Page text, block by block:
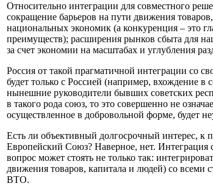
Относительно интеграции для совместного
сокращение барьеров на пути движения
национальных экономик (а конкуренция – это
преимуществ); расширения рынков сбыта для
за счет экономии на масштабах и углубления
Россия от такой прагматичной интеграции со
будет только с Россией (например, вхождение
нынешние руководители бывших советских
в такого рода союз, то это совершенно не
осуществленное в добровольной форме, будет
Есть ли объективный долгосрочный интерес, к
Европейский Союз? Наверное, нет. Интеграция
вопрос может стоять не только так:
движения товаров, капитала и людей) со всеми
ВТО.